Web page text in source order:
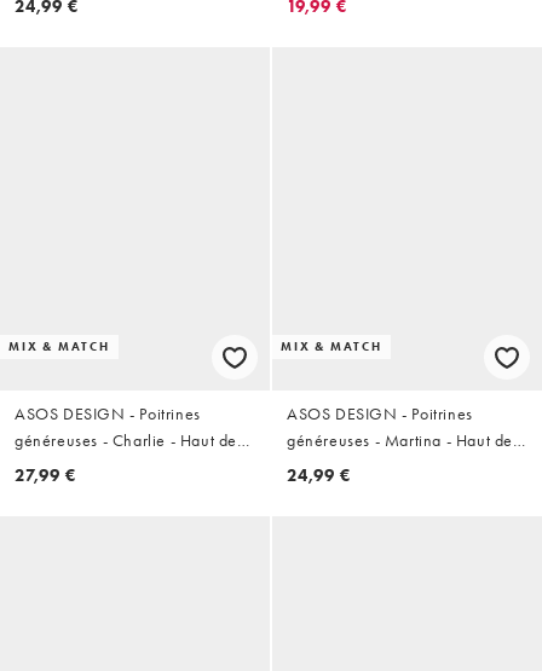
24,99 € 19,99 €
MIX & MATCH
ASOS DESIGN - Poitrines
généreuses - Charlie - Haut de
bikini à carreaux avec armatures
27,99 €
MIX & MATCH
ASOS DESIGN - Poitrines
généreuses - Martina - Haut de
bikini triangle à bonnets
24,99 €